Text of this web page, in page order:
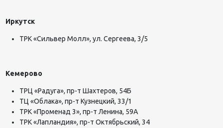
Иркутск
ТРК «Сильвер Молл», ул. Сергеева, 3/5
Кемерово
ТРЦ «Радуга», пр-т Шахтеров, 54Б
ТЦ «Облака», пр-т Кузнецкий, 33/1
ТРК «Променад 3», пр-т Ленина, 59А
ТРК «Лапландия», пр-т Октябрьский, 34